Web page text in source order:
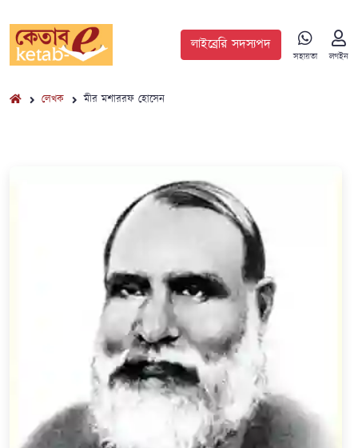
লাইব্রেরি সদস্যপদ
সহায়তা লগইন
লেখক মীর মশাররফ হোসেন